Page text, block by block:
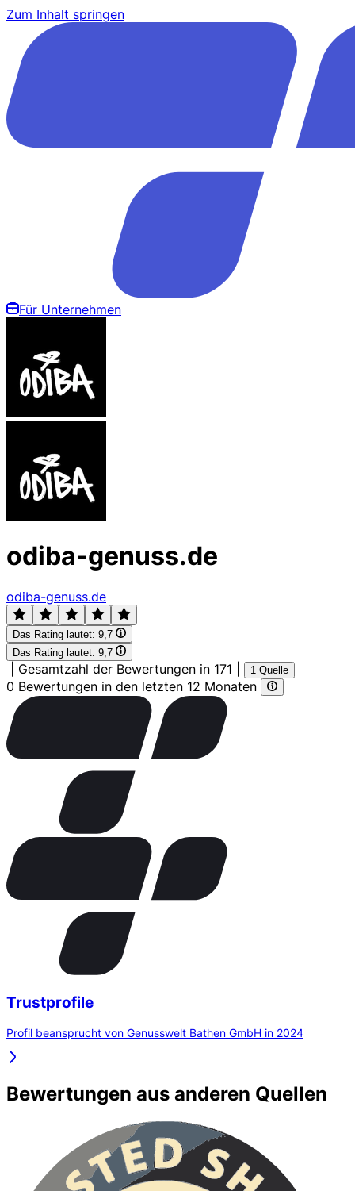
Zum Inhalt springen
Für Unternehmen
odiba-genuss.de
odiba-genuss.de
Das Rating lautet: 9,7
Das Rating lautet: 9,7
Gesamtzahl der Bewertungen in 171 1 Quelle
0 Bewertungen in den letzten 12 Monaten
Trustprofile
Profil beansprucht von Genusswelt Bathen GmbH in 2024
Bewertungen aus anderen Quellen